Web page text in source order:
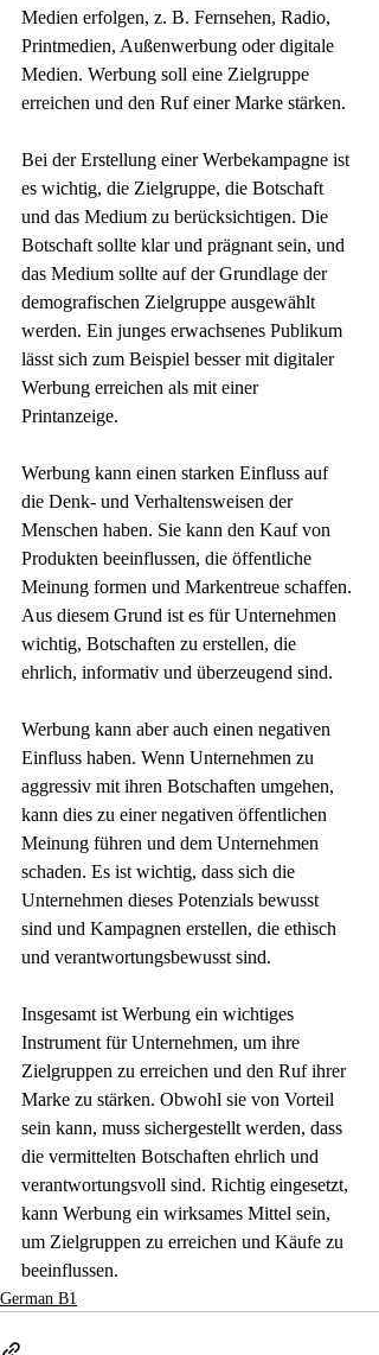
Medien erfolgen, z. B. Fernsehen, Radio,
Printmedien, Außenwerbung oder digitale
Medien. Werbung soll eine Zielgruppe
erreichen und den Ruf einer Marke stärken.
Bei der Erstellung einer Werbekampagne ist
es wichtig, die Zielgruppe, die Botschaft
und das Medium zu berücksichtigen. Die
Botschaft sollte klar und prägnant sein, und
das Medium sollte auf der Grundlage der
demografischen Zielgruppe ausgewählt
werden. Ein junges erwachsenes Publikum
lässt sich zum Beispiel besser mit digitaler
Werbung erreichen als mit einer
Printanzeige.
Werbung kann einen starken Einfluss auf
die Denk- und Verhaltensweisen der
Menschen haben. Sie kann den Kauf von
Produkten beeinflussen, die öffentliche
Meinung formen und Markentreue schaffen.
Aus diesem Grund ist es für Unternehmen
wichtig, Botschaften zu erstellen, die
ehrlich, informativ und überzeugend sind.
Werbung kann aber auch einen negativen
Einfluss haben. Wenn Unternehmen zu
aggressiv mit ihren Botschaften umgehen,
kann dies zu einer negativen öffentlichen
Meinung führen und dem Unternehmen
schaden. Es ist wichtig, dass sich die
Unternehmen dieses Potenzials bewusst
sind und Kampagnen erstellen, die ethisch
und verantwortungsbewusst sind.
Insgesamt ist Werbung ein wichtiges
Instrument für Unternehmen, um ihre
Zielgruppen zu erreichen und den Ruf ihrer
Marke zu stärken. Obwohl sie von Vorteil
sein kann, muss sichergestellt werden, dass
die vermittelten Botschaften ehrlich und
verantwortungsvoll sind. Richtig eingesetzt,
kann Werbung ein wirksames Mittel sein,
um Zielgruppen zu erreichen und Käufe zu
beeinflussen.
German B1